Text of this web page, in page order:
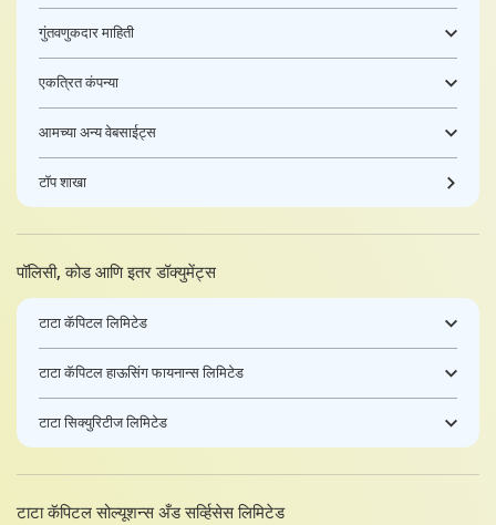
गुंतवणुकदार माहिती
एकत्रित कंपन्या
आमच्या अन्य वेबसाईट्स
टॉप शाखा
पॉलिसी, कोड आणि इतर डॉक्युमेंट्स
टाटा कॅपिटल लिमिटेड
टाटा कॅपिटल हाऊसिंग फायनान्स लिमिटेड
टाटा सिक्युरिटीज लिमिटेड
टाटा कॅपिटल सोल्यूशन्स अँड सर्व्हिसेस लिमिटेड